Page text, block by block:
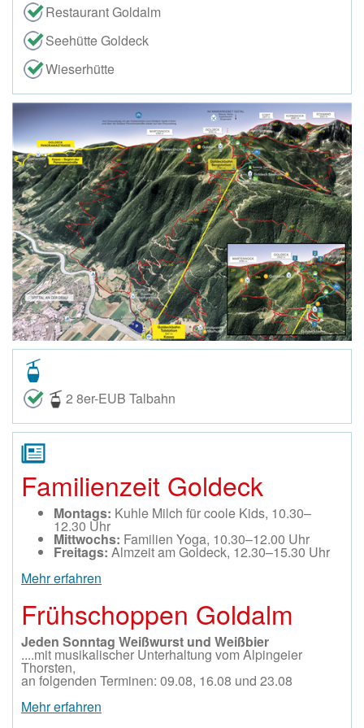
Restaurant Goldalm
Seehütte Goldeck
Wieserhütte
2 8er-EUB Talbahn
Familienzeit Goldeck
Montags: Kuhle Milch für coole Kids, 10.30–
12.30 Uhr
Mittwochs: Familien Yoga, 10.30–12.00 Uhr
Freitags: Almzeit am Goldeck, 12.30–15.30 Uhr
Mehr erfahren
Frühschoppen Goldalm
Jeden Sonntag Weißwurst und Weißbier
....mit musikalischer Unterhaltung vom Alpingeier
Thorsten,
an folgenden Terminen: 09.08, 16.08 und 23.08
Mehr erfahren